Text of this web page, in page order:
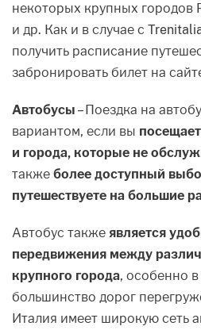
некоторых крупных городов
и др. Как и в случае с
получить расписание
забронировать билет на
Автобусы – Поездка на
вариантом, если вы
и города, которые не
также более доступный
путешествуете на большие
Автобус также является
передвижения между
крупного города, особенно
большинство дорог
Италия имеет широкую сеть